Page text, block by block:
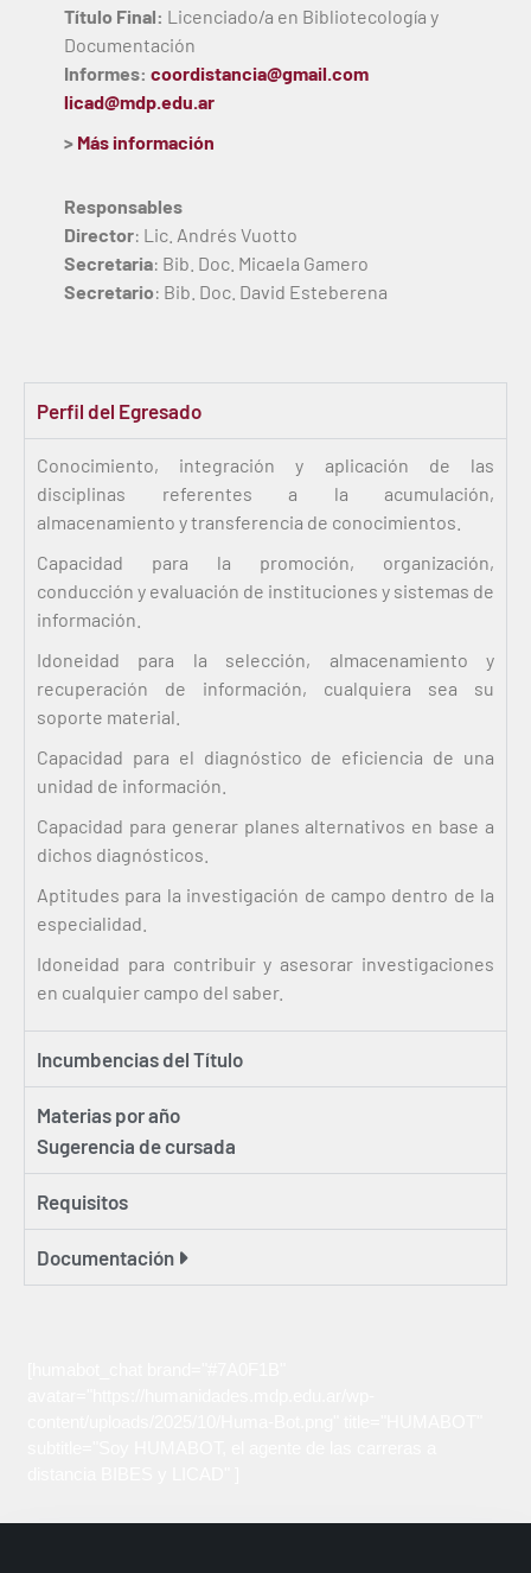
Título Final: Licenciado/a en Bibliotecología y
Documentación
Informes: coordistancia@gmail.com
licad@mdp.edu.ar
> Más información
Responsables
Director: Lic. Andrés Vuotto
Secretaria: Bib. Doc. Micaela Gamero
Secretario: Bib. Doc. David Esteberena
Perfil del Egresado
Conocimiento, integración y aplicación de las
disciplinas referentes a la acumulación,
almacenamiento y transferencia de conocimientos.
Capacidad para la promoción, organización,
conducción y evaluación de instituciones y sistemas de
información.
Idoneidad para la selección, almacenamiento y
recuperación de información, cualquiera sea su
soporte material.
Capacidad para el diagnóstico de eficiencia de una
unidad de información.
Capacidad para generar planes alternativos en base a
dichos diagnósticos.
Aptitudes para la investigación de campo dentro de la
especialidad.
Idoneidad para contribuir y asesorar investigaciones
en cualquier campo del saber.
Incumbencias del Título
Materias por año
Sugerencia de cursada
Requisitos
Documentación